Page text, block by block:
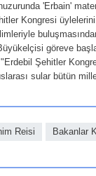
'Erbain'
Kongresi
göreve
Şehitler
sular bütün
Reisi Bakanlar